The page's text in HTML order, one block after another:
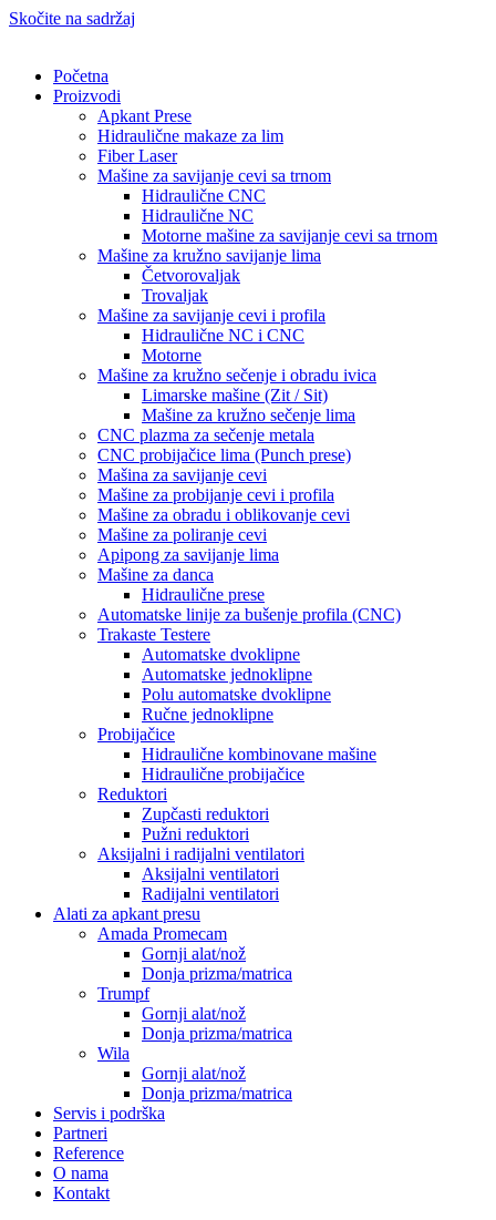
Skočite na sadržaj
Početna
Proizvodi
Apkant Prese
Hidraulične makaze za lim
Fiber Laser
Mašine za savijanje cevi sa trnom
Hidraulične CNC
Hidraulične NC
Motorne mašine za savijanje cevi sa trnom
Mašine za kružno savijanje lima
Četvorovaljak
Trovaljak
Mašine za savijanje cevi i profila
Hidraulične NC i CNC
Motorne
Mašine za kružno sečenje i obradu ivica
Limarske mašine (Zit / Sit)
Mašine za kružno sečenje lima
CNC plazma za sečenje metala
CNC probijačice lima (Punch prese)
Mašina za savijanje cevi
Mašine za probijanje cevi i profila
Mašine za obradu i oblikovanje cevi
Mašine za poliranje cevi
Apipong za savijanje lima
Mašine za danca
Hidraulične prese
Automatske linije za bušenje profila (CNC)
Trakaste Testere
Automatske dvoklipne
Automatske jednoklipne
Polu automatske dvoklipne
Ručne jednoklipne
Probijačice
Hidraulične kombinovane mašine
Hidraulične probijačice
Reduktori
Zupčasti reduktori
Pužni reduktori
Aksijalni i radijalni ventilatori
Aksijalni ventilatori
Radijalni ventilatori
Alati za apkant presu
Amada Promecam
Gornji alat/nož
Donja prizma/matrica
Trumpf
Gornji alat/nož
Donja prizma/matrica
Wila
Gornji alat/nož
Donja prizma/matrica
Servis i podrška
Partneri
Reference
O nama
Kontakt